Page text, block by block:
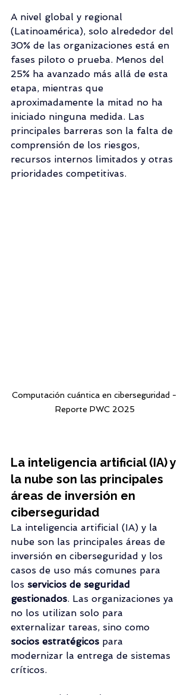
A nivel global y regional
(Latinoamérica), solo alrededor del
30% de las organizaciones está en
fases piloto o prueba. Menos del
25% ha avanzado más allá de esta
etapa, mientras que
aproximadamente la mitad no ha
iniciado ninguna medida. Las
principales barreras son la falta de
comprensión de los riesgos,
recursos internos limitados y otras
prioridades competitivas.
Computación cuántica en ciberseguridad -
Reporte PWC 2025
La inteligencia artificial (IA) y
la nube son las principales
áreas de inversión en
ciberseguridad
La inteligencia artificial (IA) y la
nube son las principales áreas de
inversión en ciberseguridad y los
casos de uso más comunes para
los servicios de seguridad
gestionados. Las organizaciones ya
no los utilizan solo para
externalizar tareas, sino como
socios estratégicos para
modernizar la entrega de sistemas
críticos.